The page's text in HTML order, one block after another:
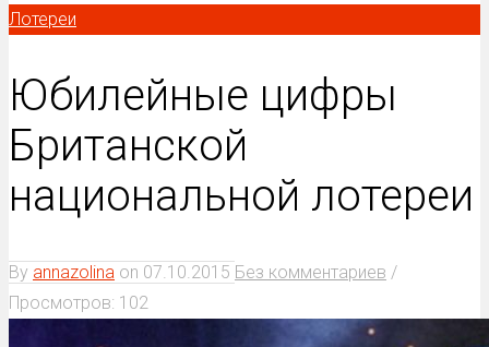
Лотереи
Юбилейные цифры
Британской
национальной лотереи
By annazolina on 07.10.2015 Без комментариев /
Просмотров: 102